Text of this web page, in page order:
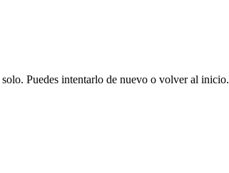
Puedes intentarlo de nuevo o volver al inicio.